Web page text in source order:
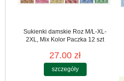
Sukienki damskie Roz M/L-XL-
2XL, Mix Kolor Paczka 12 szt
27.00 zł
szczegóły